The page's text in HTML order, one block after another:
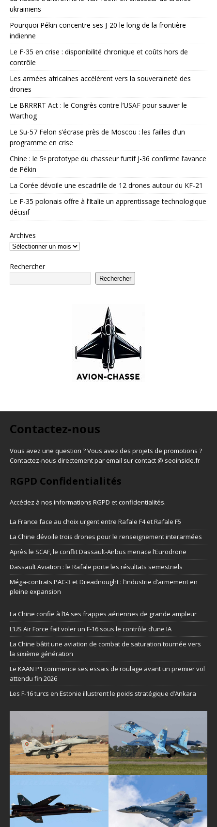
ukrainiens
Pourquoi Pékin concentre ses J-20 le long de la frontière
indienne
Le F-35 en crise : disponibilité chronique et coûts hors de
contrôle
Les armées africaines accélèrent vers la souveraineté des
drones
Le BRRRRT Act : le Congrès contre l’USAF pour sauver le
Warthog
Le Su-57 Felon s’écrase près de Moscou : les failles d’un
programme en crise
Chine : le 5ᵉ prototype du chasseur furtif J-36 confirme l’avance
de Pékin
La Corée dévoile une escadrille de 12 drones autour du KF-21
Le F-35 polonais offre à l’Italie un apprentissage technologique
décisif
Archives
Rechercher
Rechercher
Contactez-nous
Vous avez une question ? Vous avez des projets de promotions ?
Contactez-nous directement par email sur contact @ seoinside.fr
RGPD Confidentialités
Accédez à nos informations RGPD et confidentialités.
La France face au choix urgent entre Rafale F4 et Rafale F5
La Chine dévoile trois drones pour le renseignement interarmées
Après le SCAF, le conflit Dassault-Airbus menace l’Eurodrone
Dassault Aviation : le Rafale porte les résultats semestriels
Méga-contrats PAC-3 et Dreadnought : l’industrie d’armement en
pleine expansion
La Chine confie à l’IA ses frappes aériennes de grande ampleur
L’US Air Force fait voler un F-16 sous le contrôle d’une IA
La Chine bâtit une aviation de combat de saturation tournée vers
la sixième génération
Le KAAN P1 commence ses essais de roulage avant un premier vol
attendu fin 2026
Les F-16 turcs en Estonie illustrent le poids stratégique d’Ankara